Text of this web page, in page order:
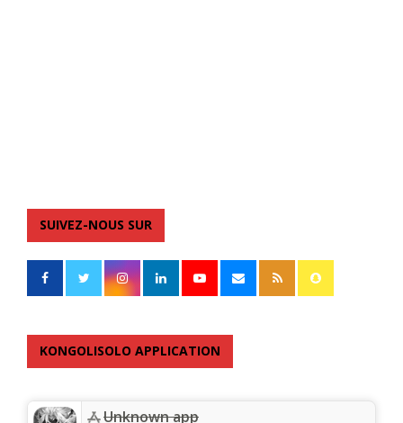
SUIVEZ-NOUS SUR
KONGOLISOLO APPLICATION
Unknown app